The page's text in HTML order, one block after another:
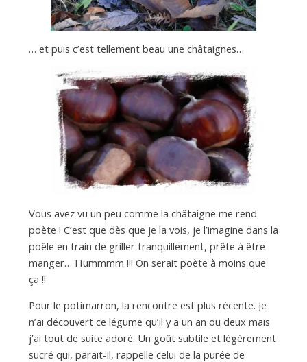
… et puis c’est tellement beau une châtaignes…
Vous avez vu un peu comme la châtaigne me rend
poète ! C’est que dès que je la vois, je l’imagine dans la
poêle en train de griller tranquillement, prête à être
manger… Hummmm !!! On serait poète à moins que
ça !!
Pour le potimarron, la rencontre est plus récente. Je
n’ai découvert ce légume qu’il y a un an ou deux mais
j’ai tout de suite adoré. Un goût subtile et légèrement
sucré qui, parait-il, rappelle celui de la purée de